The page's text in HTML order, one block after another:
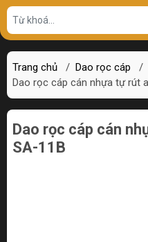
Trang chủ / Dao rọc cáp
/
Dao rọc cáp cán nhựa tự rút
Giá bán
Dao rọc cáp cán
SA-11B